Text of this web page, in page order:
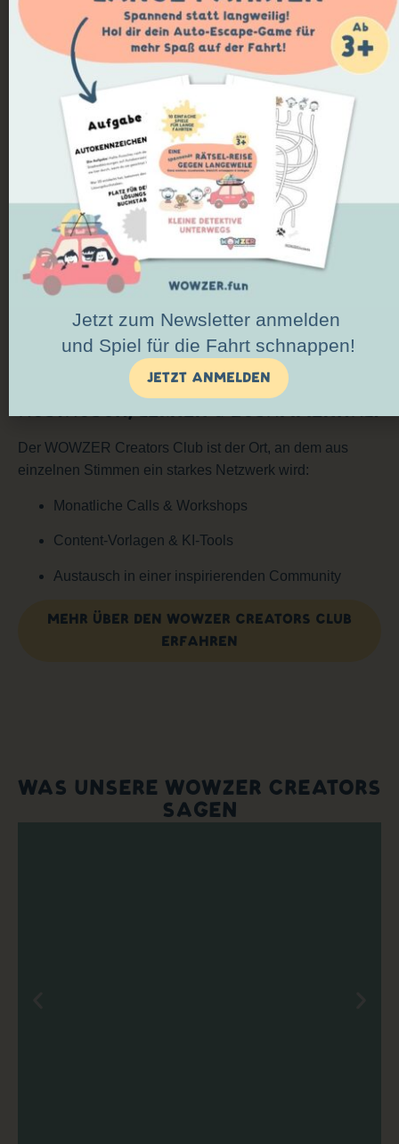
Du erkundest Ausflüge mit deiner Familie und reichst
deine Tipps über unser Tool ein: ehrlich, alltagsnah
und mit Blick auf andere Familien.
3️⃣ Teil des Netzwerks werden
Wenn es für beide Seiten passt, erscheinen deine
Erlebnisse in der WOWZER App mit deinem Namen,
deiner Perspektive und eingebettet in ein kuratiertes
Netzwerk aus Familien.
JETZT WOWZER CREATOR WERDEN!
DER WOWZER CREATORS CLUB:
AUSTAUSCH, LERNEN & ZUSAMMENHALT
Der WOWZER Creators Club ist der Ort, an dem aus
einzelnen Stimmen ein starkes Netzwerk wird:
Monatliche Calls & Workshops
Content-Vorlagen & KI-Tools
Austausch in einer inspirierenden Community
MEHR ÜBER DEN WOWZER CREATORS CLUB
ERFAHREN
WAS UNSERE WOWZER CREATORS
SAGEN
Jetzt zum Newsletter anmelden
und Spiel für die Fahrt schnappen!
JETZT ANMELDEN